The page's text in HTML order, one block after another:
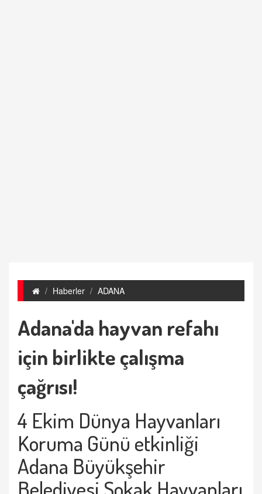
Haberler ADANA
Adana'da hayvan refahı
için birlikte çalışma
çağrısı!
4 Ekim Dünya Hayvanları
Koruma Günü etkinliği
Adana Büyükşehir